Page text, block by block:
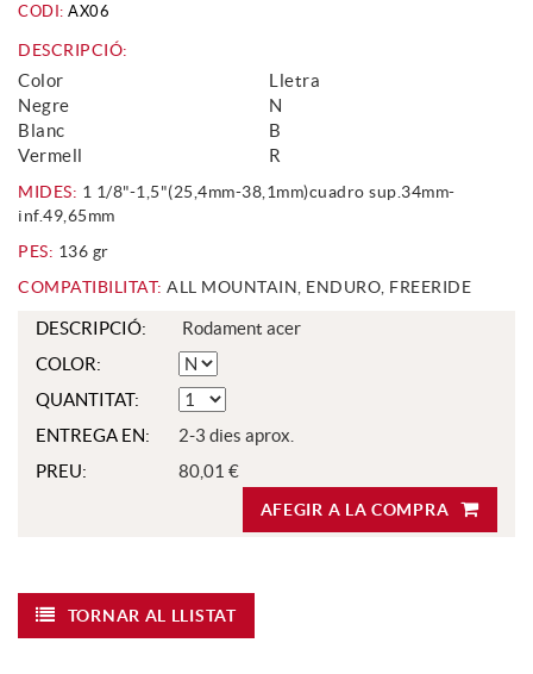
CODI: AX06
DESCRIPCIÓ:
Color
Lletra
Negre
N
Blanc
B
Vermell
R
MIDES: 1 1/8"-1,5"(25,4mm-38,1mm)cuadro sup.34mm-
inf.49,65mm
PES: 136 gr
COMPATIBILITAT: ALL MOUNTAIN, ENDURO, FREERIDE
DESCRIPCIÓ:
Rodament acer
COLOR:
QUANTITAT:
ENTREGA EN:
2-3 dies aprox.
PREU:
80,01 €
AFEGIR A LA COMPRA
TORNAR AL LLISTAT